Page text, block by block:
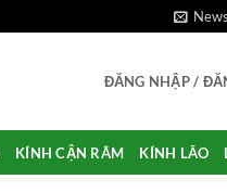
ĐĂNG NHẬP /
KÍNH CẬN RÂM KÍNH LÃO